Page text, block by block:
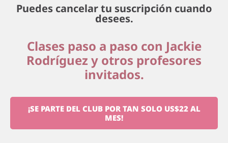
Puedes cancelar tu suscripción cuando
desees.
Clases paso a paso con Jackie
Rodríguez y otros profesores
invitados.
¡SE PARTE DEL CLUB POR TAN SOLO US$22 AL
MES!